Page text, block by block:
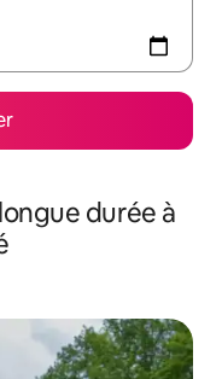
durée à